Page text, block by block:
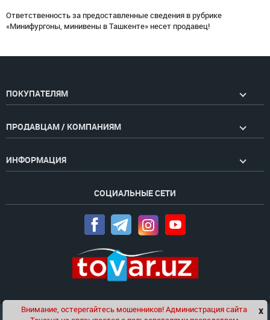
Ответственность за предоставленные сведения в рубрике
«Минифургоны, минивены в Ташкенте» несет продавец!
ПОКУПАТЕЛЯМ
ПРОДАВЦАМ / КОМПАНИЯМ
ИНФОРМАЦИЯ
СОЦИАЛЬНЫЕ СЕТИ
Чат x
Внимание, остерегайтесь мошенников! Администрация сайта